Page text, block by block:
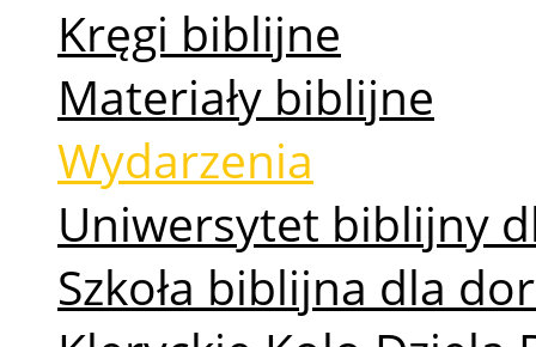
Kręgi biblijne
Materiały biblijne
Wydarzenia
Uniwersytet biblijny
Szkoła biblijna dla